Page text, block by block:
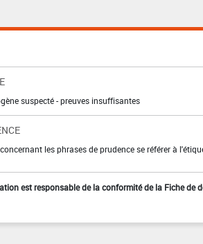
suspecté - preuves insuffisantes
les phrases de prudence se référer à
est responsable de la conformité de la Fiche de